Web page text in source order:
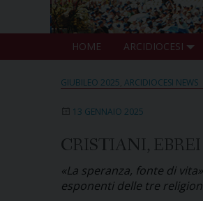
HOME ARCIDIOCESI
GIUBILEO 2025 ARCIDIOCESI NEWS
13 GENNAIO 2025
CRISTIANI,
«La speranza, fonte di
esponenti delle tre